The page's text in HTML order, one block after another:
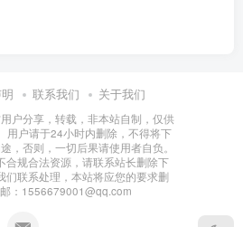
联系我们 关于我们
户分享，转载，非本站自制，仅供
用户请于24小时内删除，不得将下
，否则，一切后果请使用者自负。
合规合法资源，请联系站长删除下
们联系处理，本站将应您的要求删
：1556679001@qq.com